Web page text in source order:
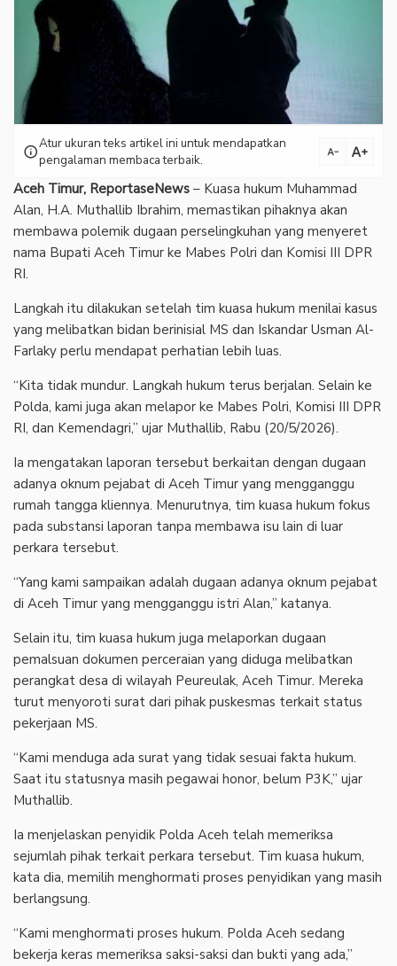
infoAtur ukuran teks artikel ini untuk mendapatkan
pengalaman membaca terbaik.
text_decrease text_increase
Aceh Timur, ReportaseNews – Kuasa hukum Muhammad
Alan, H.A. Muthallib Ibrahim, memastikan pihaknya akan
membawa polemik dugaan perselingkuhan yang menyeret
nama Bupati Aceh Timur ke Mabes Polri dan Komisi III DPR
RI.
Langkah itu dilakukan setelah tim kuasa hukum menilai kasus
yang melibatkan bidan berinisial MS dan Iskandar Usman Al-
Farlaky perlu mendapat perhatian lebih luas.
“Kita tidak mundur. Langkah hukum terus berjalan. Selain ke
Polda, kami juga akan melapor ke Mabes Polri, Komisi III DPR
RI, dan Kemendagri,” ujar Muthallib, Rabu (20/5/2026).
Ia mengatakan laporan tersebut berkaitan dengan dugaan
adanya oknum pejabat di Aceh Timur yang mengganggu
rumah tangga kliennya. Menurutnya, tim kuasa hukum fokus
pada substansi laporan tanpa membawa isu lain di luar
perkara tersebut.
“Yang kami sampaikan adalah dugaan adanya oknum pejabat
di Aceh Timur yang mengganggu istri Alan,” katanya.
Selain itu, tim kuasa hukum juga melaporkan dugaan
pemalsuan dokumen perceraian yang diduga melibatkan
perangkat desa di wilayah Peureulak, Aceh Timur. Mereka
turut menyoroti surat dari pihak puskesmas terkait status
pekerjaan MS.
“Kami menduga ada surat yang tidak sesuai fakta hukum.
Saat itu statusnya masih pegawai honor, belum P3K,” ujar
Muthallib.
Ia menjelaskan penyidik Polda Aceh telah memeriksa
sejumlah pihak terkait perkara tersebut. Tim kuasa hukum,
kata dia, memilih menghormati proses penyidikan yang masih
berlangsung.
“Kami menghormati proses hukum. Polda Aceh sedang
bekerja keras memeriksa saksi-saksi dan bukti yang ada,”